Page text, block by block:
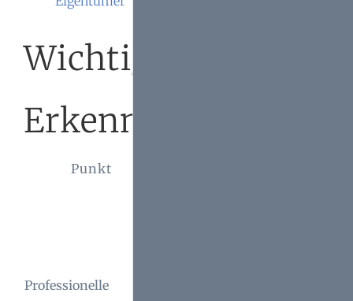
Wichtige
Erkenntnisse
Punkt
Professionelle